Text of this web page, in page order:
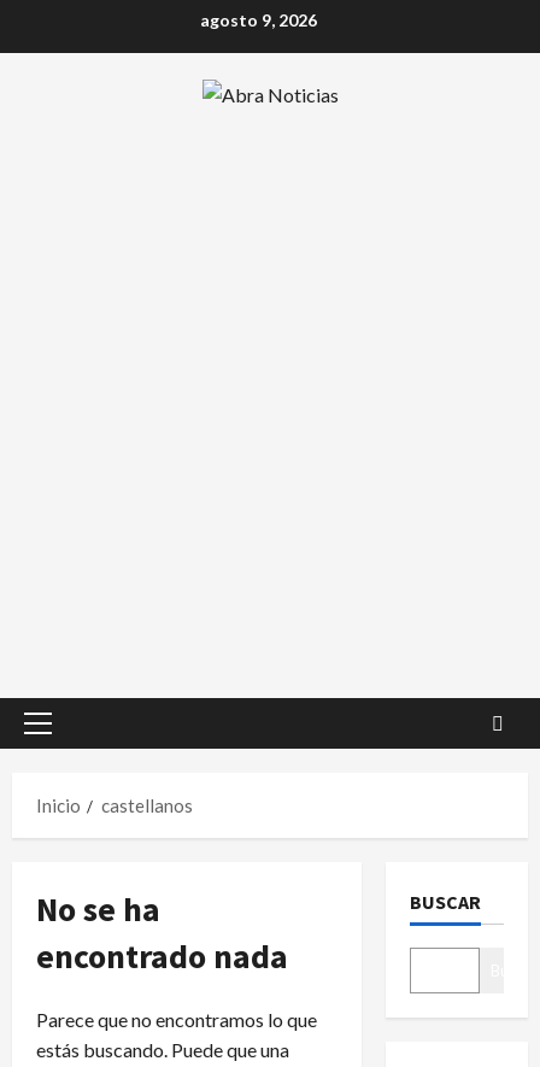
agosto 9, 2026
Menú
Inicio
castellanos
No se ha
encontrado nada
Parece que no encontramos lo que
estás buscando. Puede que una
BUSCAR